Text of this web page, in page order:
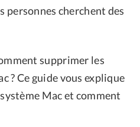
personnes cherchent des
supprimer les
? Ce guide vous explique
Mac et comment